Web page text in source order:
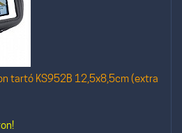
tartó KS952B 12,5x8,5cm (extra